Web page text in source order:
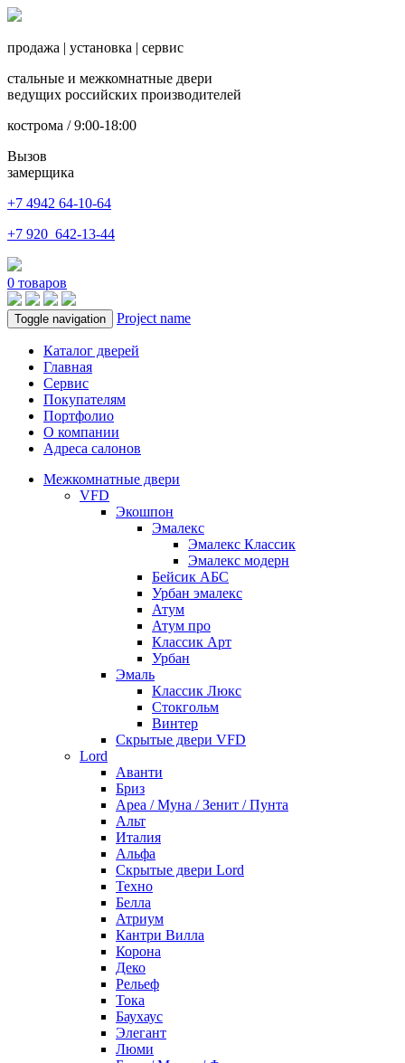
продажа | установка | сервис
стальные и межкомнатные двери
ведущих российских производителей
кострома / 9:00-18:00
Вызов
замерщика
+7 4942 64-10-64
+7 920 642-13-44
0 товаров
Toggle navigation Project name
Каталог дверей
Главная
Сервис
Покупателям
Портфолио
О компании
Адреса салонов
Межкомнатные двери
VFD
Экошпон
Эмалекс
Эмалекс Классик
Эмалекс модерн
Бейсик АБС
Урбан эмалекс
Атум
Атум про
Классик Арт
Урбан
Эмаль
Классик Люкс
Стокгольм
Винтер
Скрытые двери VFD
Lord
Аванти
Бриз
Ареа / Муна / Зенит / Пунта
Альт
Италия
Альфа
Скрытые двери Lord
Техно
Белла
Атриум
Кантри Вилла
Корона
Деко
Рельеф
Тока
Баухаус
Элегант
Люми